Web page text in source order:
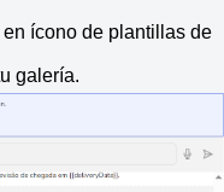
ícono de plantillas de
galería.